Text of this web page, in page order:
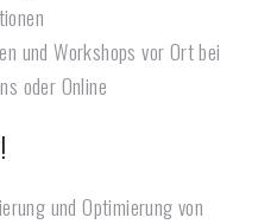
und Workshops vor Ort bei
oder Online
und Optimierung von